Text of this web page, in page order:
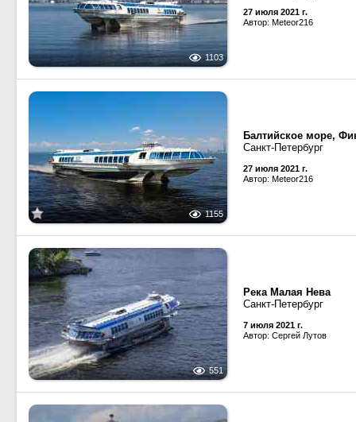
1103
27 июля 2021 г.
Автор: Meteor216
1155
Балтийское море,
Санкт-Петербург
27 июля 2021 г.
Автор: Meteor216
551
Река Малая Нева
Санкт-Петербург
7 июля 2021 г.
Автор: Сергей Лутов